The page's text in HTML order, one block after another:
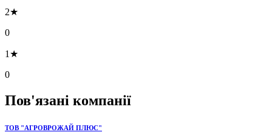
2★
0
1★
0
Пов'язані компанії
ТОВ "АГРОВРОЖАЙ ПЛЮС"